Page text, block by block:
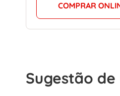
COMPRAR
Sugestão